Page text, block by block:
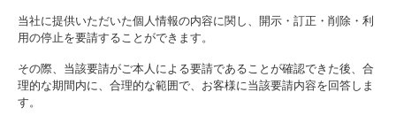
当社に提供いただいた個人情報の内容に関し、開示・訂正・削除・利
用の停止を要請することができます。
その際、当該要請がご本人による要請であることが確認できた後、合
理的な期間内に、合理的な範囲で、お客様に当該要請内容を回答しま
す。